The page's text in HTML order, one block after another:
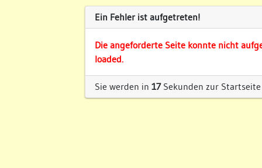
Ein Fehler ist aufgetreten!
Die angeforderte Seite konnte nicht
loaded.
Sie werden in 17Sekunden zur